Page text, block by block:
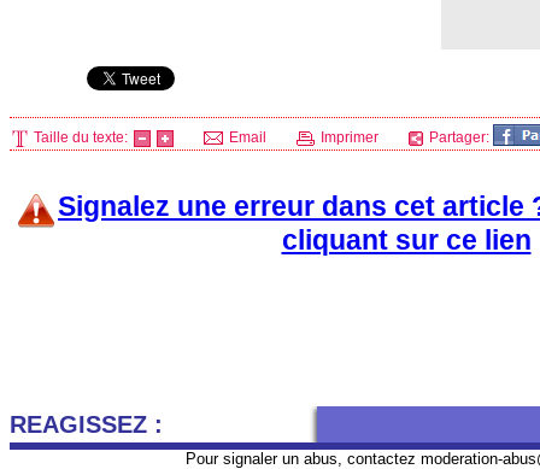
Taille du texte: Email Imprimer Partager:
Signalez une erreur dans cet article
cliquant sur ce lien
REAGISSEZ :
Pour signaler un abus, contactez moderation-